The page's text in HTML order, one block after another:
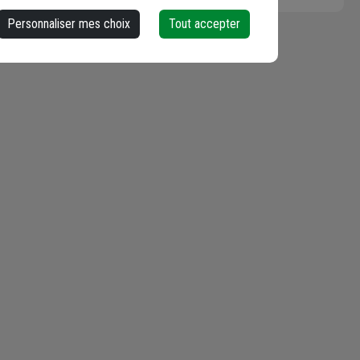
Personnaliser mes choix Tout accepter